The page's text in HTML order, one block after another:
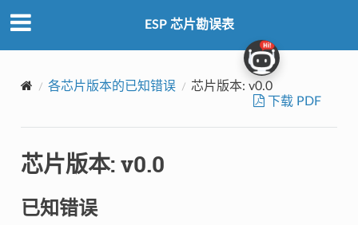
ESP 芯片勘误表
各芯片版本的已知错误
芯片版本: v0.0
下载 PDF
芯片版本: v0.0
已知错误